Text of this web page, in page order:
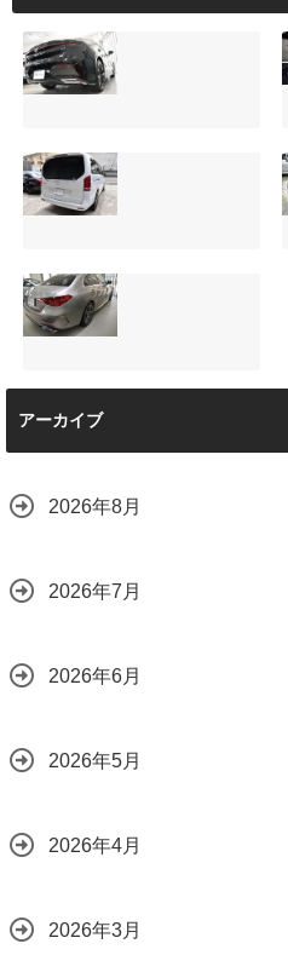
【施工事例】クラ
ウンクロスオーバ
ーの黒を輝かせ
と車内イルミネー
ション設置
2026.08.08
サンルーフ付きベ
ンツVクラス
（V220d）にフリ
店で断られた悩み
をプロの技術で解
2026.08.04
【施工事例】メル
セデス・ベンツ
C220d｜3層セラ
取り”「ミックスコ
ート」と弱点克服
2026.07.28
アーカイブ
2026年8月
2026年7月
2026年6月
2026年5月
2026年4月
2026年3月